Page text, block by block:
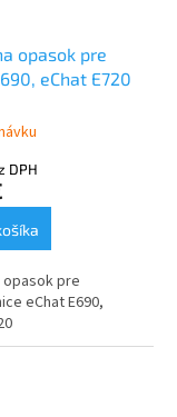
opasok pre
eChat E720
DPH
opasok pre
eChat E690,